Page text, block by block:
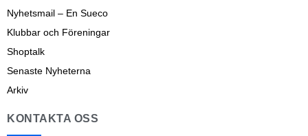
Nyhetsmail – En Sueco
Klubbar och Föreningar
Shoptalk
Senaste Nyheterna
Arkiv
KONTAKTA OSS